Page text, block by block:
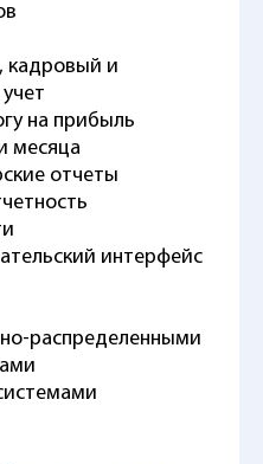
кадровый и
на прибыль
месяца
отчеты
интерфейс
распределенными